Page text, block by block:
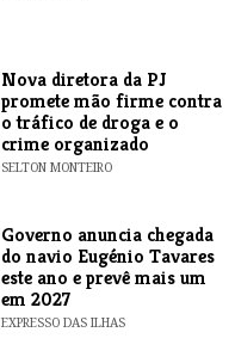
Nova diretora da PJ
promete mão firme contra
o tráfico de droga e o
crime organizado
SELTON MONTEIRO
Governo anuncia chegada
do navio Eugénio Tavares
este ano e prevê mais um
em 2027
EXPRESSO DAS ILHAS